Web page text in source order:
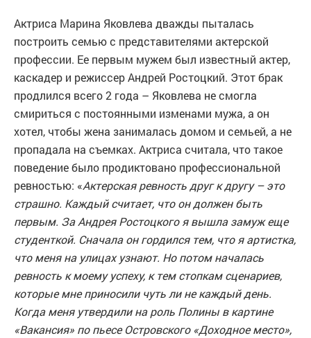
Актриса Марина Яковлева дважды пыталась
построить семью с представителями актерской
профессии. Ее первым мужем был известный актер,
каскадер и режиссер Андрей Ростоцкий. Этот брак
продлился всего 2 года – Яковлева не смогла
смириться с постоянными изменами мужа, а он
хотел, чтобы жена занималась домом и семьей, а не
пропадала на съемках. Актриса считала, что такое
поведение было продиктовано профессиональной
ревностью: «Актерская ревность друг к другу – это
страшно. Каждый считает, что он должен быть
первым. За Андрея Ростоцкого я вышла замуж еще
студенткой. Сначала он гордился тем, что я артистка,
что меня на улицах узнают. Но потом началась
ревность к моему успеху, к тем стопкам сценариев,
которые мне приносили чуть ли не каждый день.
Когда меня утвердили на роль Полины в картине
«Вакансия» по пьесе Островского «Доходное место»,